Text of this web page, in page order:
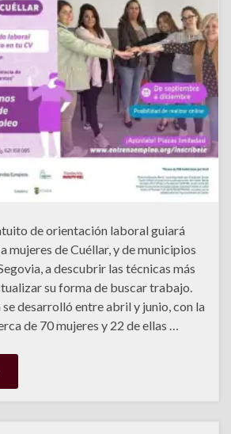
de orientación laboral guiará
mujeres de Cuéllar, y de municipios
a descubrir las técnicas más
su forma de buscar trabajo.
desarrolló entre abril y junio, con la
de 70 mujeres y 22 de ellas …